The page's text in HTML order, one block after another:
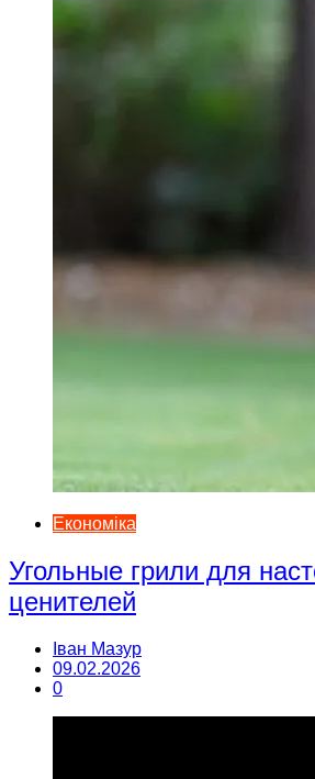
Економіка
Угольные грили для
ценителей
Іван Мазур
09.02.2026
0